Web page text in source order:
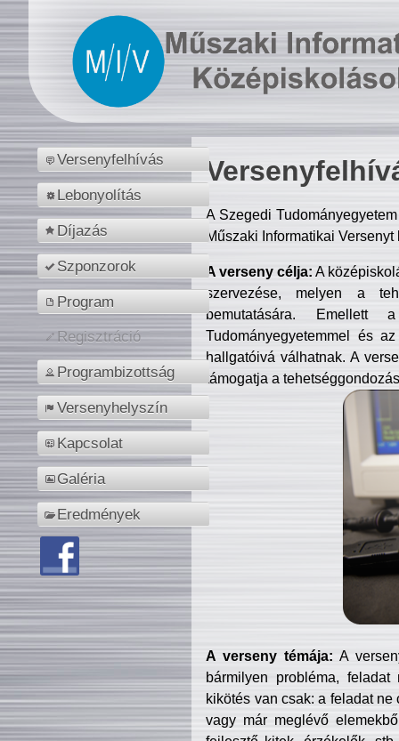
Versenyfelhívás
Lebonyolítás
Díjazás
Szponzorok
Program
Regisztráció
Programbizottság
Versenyhelyszín
Kapcsolat
Galéria
Eredmények
A Szegedi
Műszaki Informatikai
A verseny célja: A
szervezése, melyen a
bemutatására. Emellett
Tudományegyetemmel és
hallgatóivá válhatnak. A
támogatja a
A verseny témája: A
bármilyen probléma, feladat
kikötés van csak: a feladat
vagy már meglévő